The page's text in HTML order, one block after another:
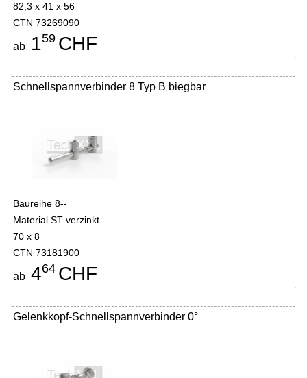
82,3 x 41 x 56
CTN 73269090
ab 159 CHF
Schnellspannverbinder 8 Typ B biegbar
Baureihe 8--
Material ST verzinkt
70 x 8
CTN 73181900
ab 464 CHF
Gelenkkopf-Schnellspannverbinder 0°